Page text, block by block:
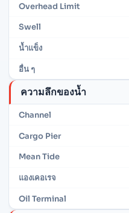
Overhead Limit
Swell
น้ำแข็ง
อื่น ๆ
ความลึกของน้ำ
Channel
Cargo Pier
Mean Tide
แองเคอเรจ
Oil Terminal